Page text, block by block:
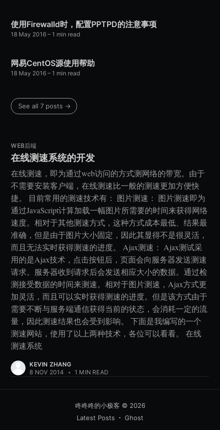
使用Firewalld时，配置PPTPD的注意事项
18 May 2016 – 1 min read
网易CentOS源使用帮助
18 May 2016 – 1 min read
See all 7 posts →
WEB后端
在线测速系统的开发
在线测速，即为通过web访问的方式测网络的带宽。由于
不需要安装客户端，在线测速比一般的测速更加方便快
捷。 目前常用的测速技术有： 图片测速： 图片测速即为
通过JavaScript计算加载一幅图片所需要的时间来获得网络
速度。相对于其他测速方式，这种方式成本最低、结果最
准确，但是由于图片大小固定，因此其显得不是很灵活，
而且无法实时获得测速的进度。 Ajax测速： Ajax测试采
用的是Ajax技术，点击按钮后，页面会向服务器发送测速
请求。服务器收到请求后会发送相应大小的数据。通过检
测接受数据的时间来测速。相对于图片测速，Ajax方式更
加灵活，而且可以实时获得测速的进度。但是该方式由于
需要不断与服务端通信获得当前的状态，会消耗一定的流
量，因此测速结果也会受到影响。 下面是我编写的一个
测速网站，使用了以上两种技术，各位可以看看。 在线
测速系统
KEVIN ZHANG
8 NOV 2014
• 1 MIN READ
咚咚咚的小极客 © 2026
Latest Posts
Ghost